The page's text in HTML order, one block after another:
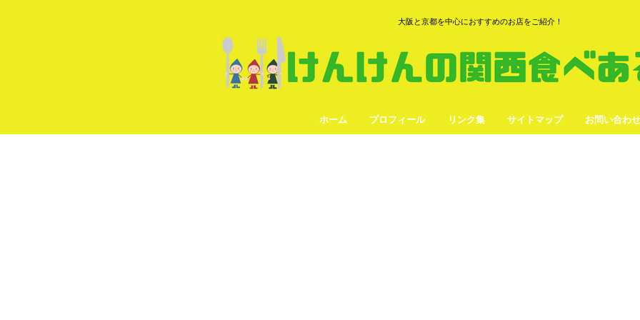
大阪と京都を中心におすすめのお店をご紹介！
ホーム プロフィール リンク集 サイトマップ お問い合わせ